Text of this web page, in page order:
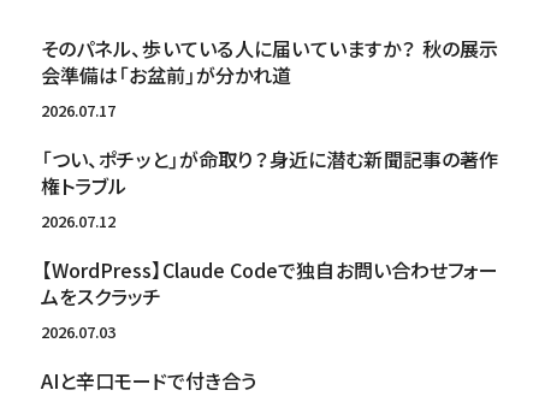
そのパネル、歩いている人に届いていますか？ 秋の展示
会準備は「お盆前」が分かれ道
2026.07.17
「つい、ポチッと」が命取り？身近に潜む新聞記事の著作
権トラブル
2026.07.12
【WordPress】Claude Codeで独自お問い合わせフォー
ムをスクラッチ
2026.07.03
AIと辛口モードで付き合う